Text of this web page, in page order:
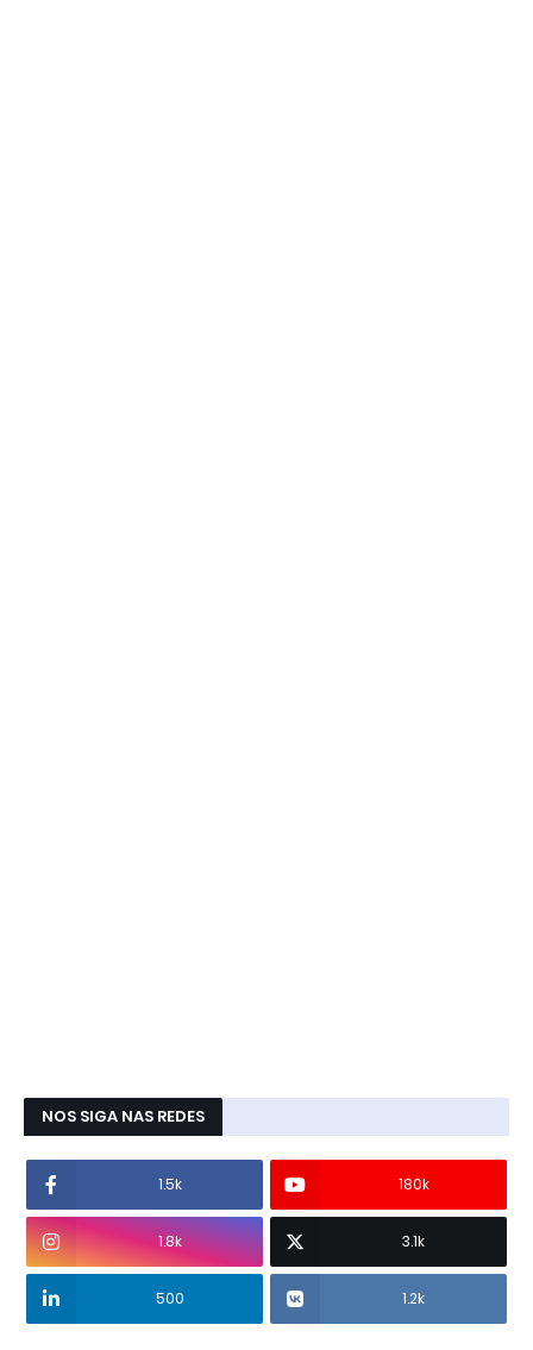
NOS SIGA NAS REDES
1.5k 180k
1.8k 3.1k
500 1.2k